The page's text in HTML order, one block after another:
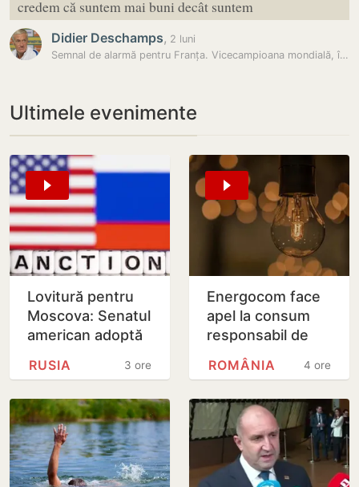
credem că suntem mai buni decât suntem
Didier Deschamps, 2 luni
Semnal de alarmă pentru Franța. Vicecampioana mondială, înfrângere…
Ultimele evenimente
Lovitură pentru
Moscova: Senatul
american adoptă
împotriva Rusiei3 ore
RUSIA
Energocom face
apel la consum
responsabil de
energie în orele
de vârfe vârf
4 ore
ROMÂNIA